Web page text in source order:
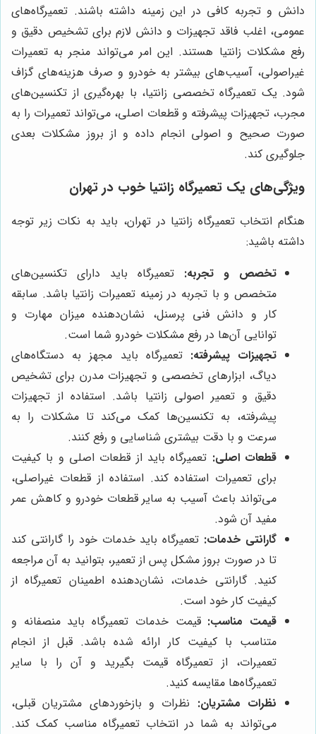
دانش و تجربه کافی در این زمینه داشته باشند. تعمیرگاه‌های
عمومی، اغلب فاقد تجهیزات و دانش لازم برای تشخیص دقیق و
رفع مشکلات زانتیا هستند. این امر می‌تواند منجر به تعمیرات
غیراصولی، آسیب‌های بیشتر به خودرو و صرف هزینه‌های گزاف
شود. یک تعمیرگاه تخصصی زانتیا، با بهره‌گیری از تکنسین‌های
مجرب، تجهیزات پیشرفته و قطعات اصلی، می‌تواند تعمیرات را به
صورت صحیح و اصولی انجام داده و از بروز مشکلات بعدی
جلوگیری کند.
ویژگی‌های یک تعمیرگاه زانتیا خوب در تهران
هنگام انتخاب تعمیرگاه زانتیا در تهران، باید به نکات زیر توجه
داشته باشید:
تخصص و تجربه: تعمیرگاه باید دارای تکنسین‌های
متخصص و با تجربه در زمینه تعمیرات زانتیا باشد. سابقه
کار و دانش فنی پرسنل، نشان‌دهنده میزان مهارت و
توانایی آن‌ها در رفع مشکلات خودرو شما است.
تجهیزات پیشرفته: تعمیرگاه باید مجهز به دستگاه‌های
دیاگ، ابزارهای تخصصی و تجهیزات مدرن برای تشخیص
دقیق و تعمیر اصولی زانتیا باشد. استفاده از تجهیزات
پیشرفته، به تکنسین‌ها کمک می‌کند تا مشکلات را به
سرعت و با دقت بیشتری شناسایی و رفع کنند.
قطعات اصلی: تعمیرگاه باید از قطعات اصلی و با کیفیت
برای تعمیرات استفاده کند. استفاده از قطعات غیراصلی،
می‌تواند باعث آسیب به سایر قطعات خودرو و کاهش عمر
مفید آن شود.
گارانتی خدمات: تعمیرگاه باید خدمات خود را گارانتی کند
تا در صورت بروز مشکل پس از تعمیر، بتوانید به آن مراجعه
کنید. گارانتی خدمات، نشان‌دهنده اطمینان تعمیرگاه از
کیفیت کار خود است.
قیمت مناسب: قیمت خدمات تعمیرگاه باید منصفانه و
متناسب با کیفیت کار ارائه شده باشد. قبل از انجام
تعمیرات، از تعمیرگاه قیمت بگیرید و آن را با سایر
تعمیرگاه‌ها مقایسه کنید.
نظرات مشتریان: نظرات و بازخوردهای مشتریان قبلی،
می‌تواند به شما در انتخاب تعمیرگاه مناسب کمک کند.